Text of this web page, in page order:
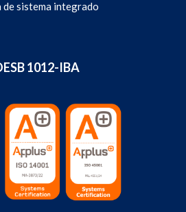
sistema integrado
1012-IBA